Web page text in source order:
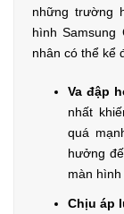
những trường
hình Samsung
nhân có thể kể
Va đập
nhất
quá
hưởng
màn
Chịu áp